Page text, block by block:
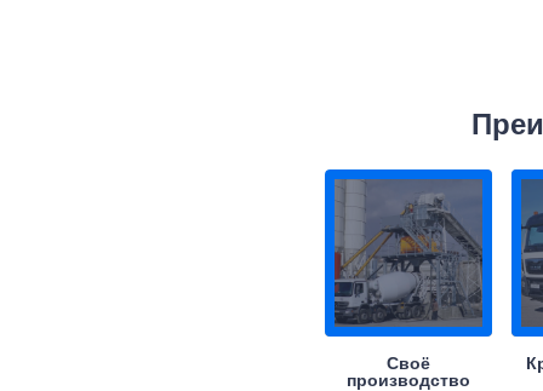
Своё
производство